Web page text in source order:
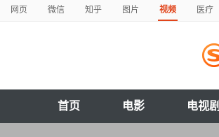
网页 微信 知乎 图片 视频 医疗
首页 电影 电视剧